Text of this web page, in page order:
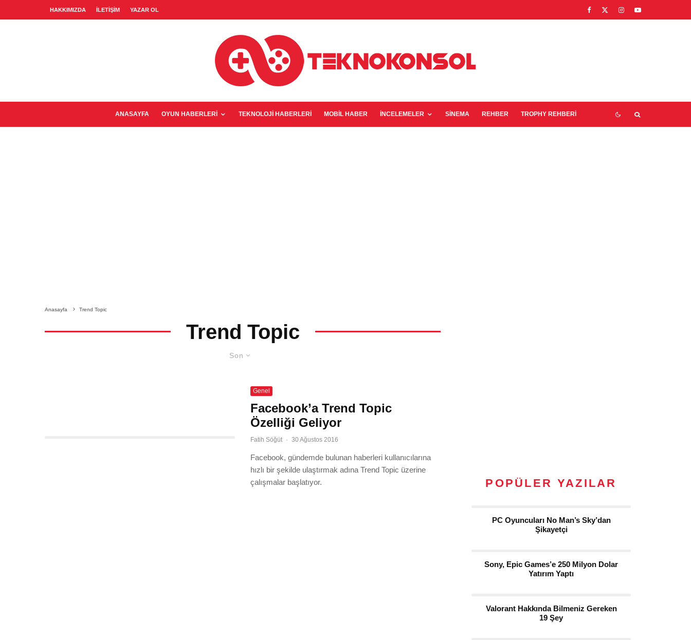
HAKKIMIZDA İLETIŞIM YAZAR OL
ANASAYFA OYUN HABERLERI TEKNOLOJI HABERLERI MOBIL HABER İNCELEMELER SINEMA REHBER TROPHY REHBERI
Anasayfa Trend Topic
Trend Topic
Son
Genel
Facebook’a Trend Topic
Özelliği Geliyor
Fatih Söğüt · 30 Ağustos 2016
Facebook, gündemde bulunan haberleri kullanıcılarına
hızlı bir şekilde ulaştırmak adına Trend Topic üzerine
çalışmalar başlatıyor.
POPÜLER YAZILAR
PC Oyuncuları No Man’s Sky’dan
Şikayetçi
Sony, Epic Games’e 250 Milyon Dolar
Yatırım Yaptı
Valorant Hakkında Bilmeniz Gereken
19 Şey